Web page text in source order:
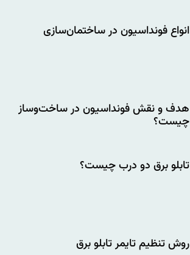
انواع فونداسیون در ساختمان‌سازی
هدف و نقش فونداسیون در ساخت‌وساز
چیست؟
تابلو برق دو درب چیست؟
روش تنظیم تایمر تابلو برق